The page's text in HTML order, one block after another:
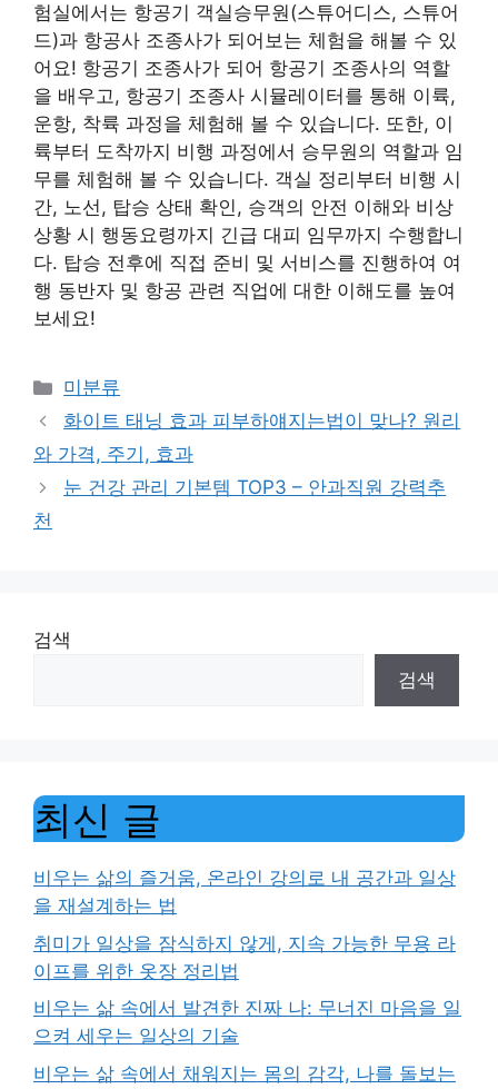
험실에서는 항공기 객실승무원(스튜어디스, 스튜어
드)과 항공사 조종사가 되어보는 체험을 해볼 수 있
어요! 항공기 조종사가 되어 항공기 조종사의 역할
을 배우고, 항공기 조종사 시뮬레이터를 통해 이륙,
운항, 착륙 과정을 체험해 볼 수 있습니다. 또한, 이
륙부터 도착까지 비행 과정에서 승무원의 역할과 임
무를 체험해 볼 수 있습니다. 객실 정리부터 비행 시
간, 노선, 탑승 상태 확인, 승객의 안전 이해와 비상
상황 시 행동요령까지 긴급 대피 임무까지 수행합니
다. 탑승 전후에 직접 준비 및 서비스를 진행하여 여
행 동반자 및 항공 관련 직업에 대한 이해도를 높여
보세요!
Categories
미분류
화이트 태닝 효과 피부하얘지는법이 맞나? 원리
와 가격, 주기, 효과
눈 건강 관리 기본템 TOP3 – 안과직원 강력추
천
검색
검색
최신 글
비우는 삶의 즐거움, 온라인 강의로 내 공간과 일상
을 재설계하는 법
취미가 일상을 잠식하지 않게, 지속 가능한 무용 라
이프를 위한 옷장 정리법
비우는 삶 속에서 발견한 진짜 나: 무너진 마음을 일
으켜 세우는 일상의 기술
비우는 삶 속에서 채워지는 몸의 감각, 나를 돌보는